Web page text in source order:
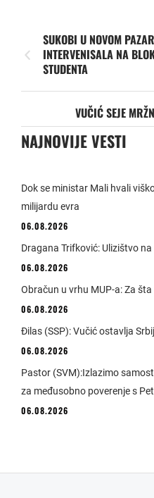
SUKOBI U NOVOM
INTERVENISALA NA
STUDENTA
VUČIĆ SEJE
NAJNOVIJE VESTI
Dok se ministar Mali hvali
milijardu evra
06.08.2026
Dragana Trifković: Ulizištvo
06.08.2026
Obračun u vrhu MUP-a: Za
06.08.2026
Đilas (SSP): Vučić ostavlja
06.08.2026
Pastor (SVM):Izlazimo
za međusobno poverenje s
06.08.2026